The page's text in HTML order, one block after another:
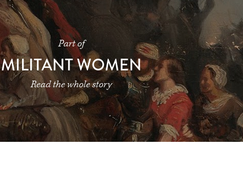
Part of
MILITANT WOMEN
Read the whole story